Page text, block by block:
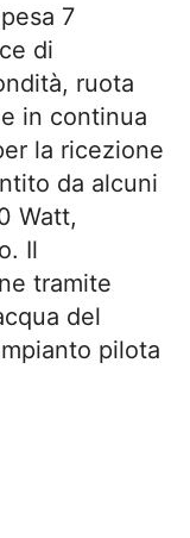
7
di
ruota
in continua
la ricezione
da alcuni
Watt,
Il
tramite
del
pilota